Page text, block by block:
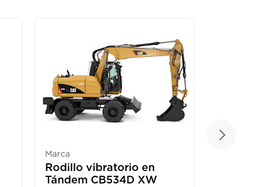
Marca
Rodillo vibratorio en
Tándem CB534D XW